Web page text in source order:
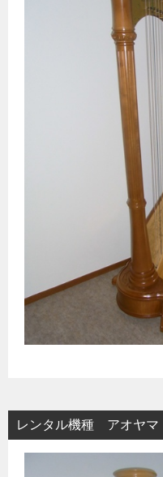
レンタル機種 アオヤ